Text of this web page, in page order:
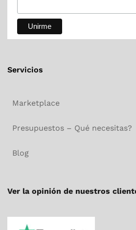
Servicios
Marketplace
Presupuestos – Qué necesitas?
Blog
Ver la opinión de nuestros